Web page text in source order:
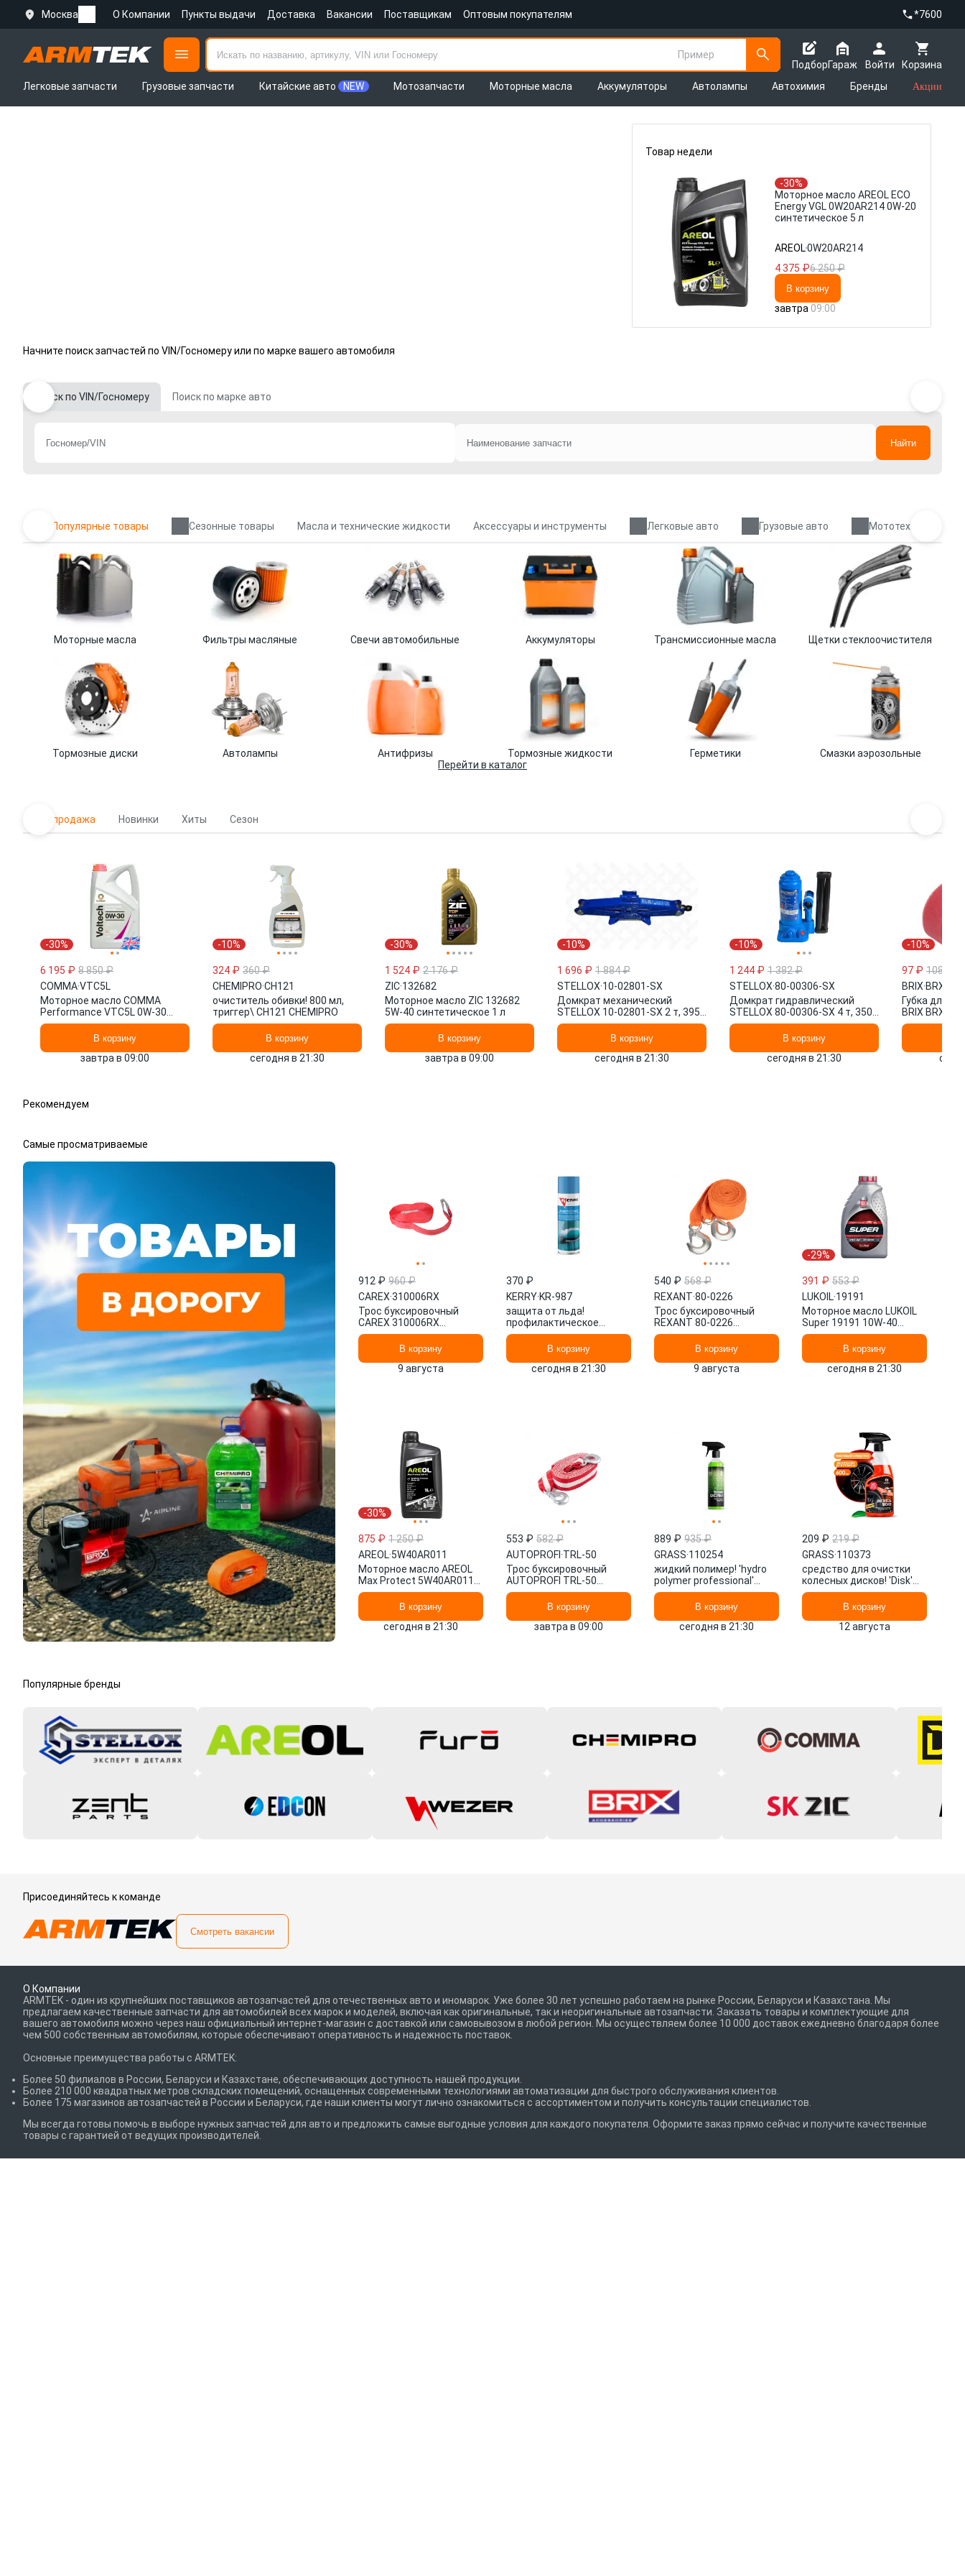
Москва О Компании Пункты выдачи Доставка Вакансии Поставщикам Оптовым покупателям *7600
Пример
Подбор
Корзина
Гараж
Войти
Легковые запчасти
Грузовые запчасти Китайские авто NEW Мотозапчасти Моторные масла Аккумуляторы Автолампы Автохимия Бренды Акции
Товар недели
-30%
Моторное масло AREOL ECO
Energy VGL 0W20AR214 0W-20
синтетическое 5 л
AREOL0W20AR214
4 375 ₽6 250 ₽
В корзину
завтра 09:00
Начните поиск запчастей по VIN/Госномеру или по марке вашего автомобиля
Поиск по VIN/Госномеру Поиск по марке авто
Найти
Популярные товары Сезонные товары Масла и технические жидкости Аксессуары и инструменты Легковые авто Грузовые авто Мототехника
Моторные масла Фильтры масляные Свечи автомобильные Аккумуляторы Трансмиссионные масла Щетки стеклоочистителя
Тормозные диски Автолампы Антифризы Тормозные жидкости Герметики
Смазки аэрозольные
Перейти в каталог
Распродажа Новинки Хиты Сезон
-30%
6 195 ₽ 8 850 ₽
COMMA·VTC5L
Моторное масло COMMA
Performance VTC5L 0W-30
синтетическое 5 л
В корзину
завтра в 09:00
-10%
324 ₽ 360 ₽
CHEMIPRO·CH121
очиститель обивки! 800 мл,
триггер\ CH121 CHEMIPRO
В корзину
сегодня в 21:30
-30%
1 524 ₽ 2 176 ₽
ZIC·132682
Моторное масло ZIC 132682
5W-40 синтетическое 1 л
В корзину
завтра в 09:00
-10%
1 696 ₽ 1 884 ₽
STELLOX·10-02801-SX
Домкрат механический
STELLOX 10-02801-SX 2 т, 395
мм, 120 мм
В корзину
сегодня в 21:30
-10%
1 244 ₽ 1 382 ₽
STELLOX·80-00306-SX
Домкрат гидравлический
STELLOX 80-00306-SX 4 т, 350
мм, 180 мм
В корзину
сегодня в 21:30
-10%
97 ₽ 108 ₽
BRIX·
Губка для
BRIX
Рекомендуем
Самые просматриваемые
912 ₽ 960 ₽
CAREX·310006RX
Трос буксировочный
CAREX 310006RX
ленточный , петля/петля ,
В корзину
9 августа
370 ₽
KERRY·KR-987
защита от льда!
профилактическое
средство от наледи,
аэрозоль 650 мл\ KR-987
KERRY
В корзину
сегодня в 21:30
540 ₽ 568 ₽
REXANT·80-0226
Трос буксировочный
REXANT 80-0226
ленточный , крюк/крюк ,
В корзину
9 августа
-29%
391 ₽ 553 ₽
LUKOIL·19191
Моторное масло LUKOIL
Super 19191 10W-40
полусинтетическое 1 л
В корзину
сегодня в 21:30
-30%
875 ₽ 1 250 ₽
AREOL·5W40AR011
Моторное масло AREOL
Max Protect 5W40AR011
5W-40 синтетическое 1 л
В корзину
сегодня в 21:30
553 ₽ 582 ₽
AUTOPROFI·TRL-50
Трос буксировочный
AUTOPROFI TRL-50
ленточный , крюк/крюк , 5
В корзину
завтра в 09:00
889 ₽ 935 ₽
GRASS·110254
жидкий полимер! 'hydro
polymer professional'
(флакон 500 мл)\ 110254
В корзину
сегодня в 21:30
209 ₽ 219 ₽
GRASS·110373
средство для очистки
колесных дисков! 'Disk'
(флакон 600мл)\ 110373
В корзину
12 августа
Популярные бренды
Присоединяйтесь к команде
Смотреть вакансии
О Компании
ARMTEK - один из крупнейших поставщиков автозапчастей для отечественных авто и иномарок. Уже более 30 лет успешно работаем на рынке России, Беларуси и Казахстана. Мы
предлагаем качественные запчасти для автомобилей всех марок и моделей, включая как оригинальные, так и неоригинальные автозапчасти. Заказать товары и комплектующие для
вашего автомобиля можно через наш официальный интернет-магазин с доставкой или самовывозом в любой регион. Мы осуществляем более 10 000 доставок ежедневно благодаря более
чем 500 собственным автомобилям, которые обеспечивают оперативность и надежность поставок.
Основные преимущества работы с ARMTEK:
Более 50 филиалов в России, Беларуси и Казахстане, обеспечивающих доступность нашей продукции.
Более 210 000 квадратных метров складских помещений, оснащенных современными технологиями автоматизации для быстрого обслуживания клиентов.
Более 175 магазинов автозапчастей в России и Беларуси, где наши клиенты могут лично ознакомиться с ассортиментом и получить консультации специалистов.
Мы всегда готовы помочь в выборе нужных запчастей для авто и предложить самые выгодные условия для каждого покупателя. Оформите заказ прямо сейчас и получите качественные
товары с гарантией от ведущих производителей.